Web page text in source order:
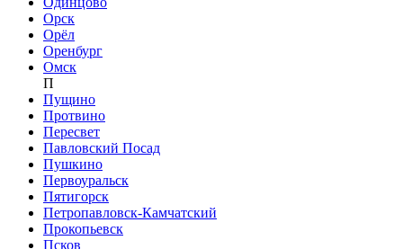
Орск
Орёл
Оренбург
Омск
П
Пущино
Протвино
Пересвет
Павловский Посад
Пушкино
Первоуральск
Пятигорск
Петропавловск-Камчатский
Прокопьевск
Псков